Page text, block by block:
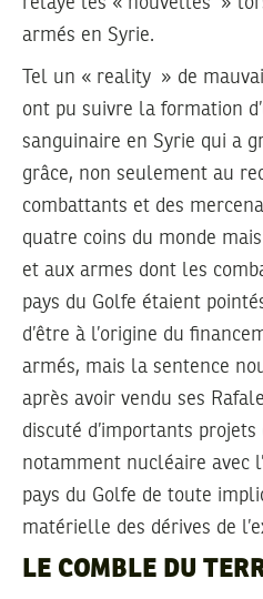
armés en Syrie.
Tel un « reality » de
ont pu suivre la formation
sanguinaire en Syrie qui a
grâce, non seulement au
combattants et des
quatre coins du monde
et aux armes dont les
pays du Golfe étaient
d’être à l’origine du
armés, mais la sentence
après avoir vendu ses
discuté d’importants projets
notamment nucléaire avec
pays du Golfe de toute
matérielle des dérives de
LE COMBLE DU